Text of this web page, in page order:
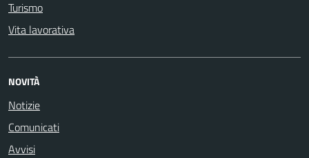
Turismo
Vita lavorativa
NOVITÀ
Notizie
Comunicati
Avvisi